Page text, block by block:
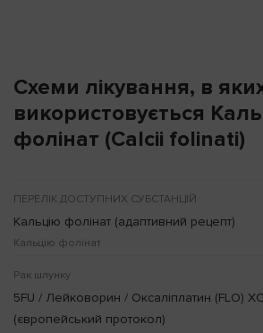
Схеми лікування, в
використовується
фолінат (Calcii folinati)
ПЕРЕЛІК ДОСТУПНИХ СУБСТАНЦІЙ
Кальцію фолінат (адаптивний рецепт)
Кальцію фолінат
Рак шлунку
5FU / Лейковорин / Оксаліплатин (FLO)
(європейський протокол)